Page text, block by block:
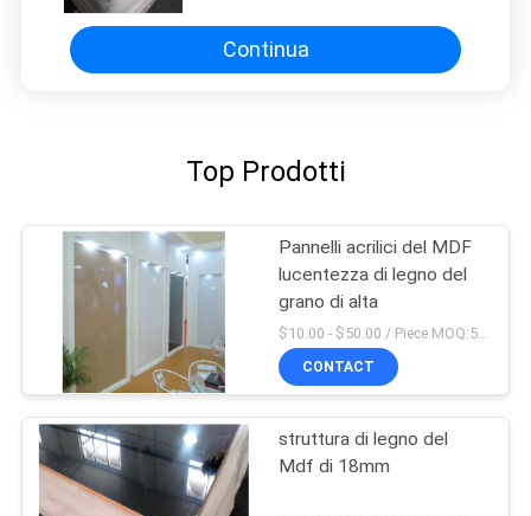
Continua
Top Prodotti
Pannelli acrilici del MDF
lucentezza di legno del
grano di alta
$10.00 - $50.00 / Piece MOQ:50 pezzo/pezzi
CONTACT
struttura di legno del
Mdf di 18mm